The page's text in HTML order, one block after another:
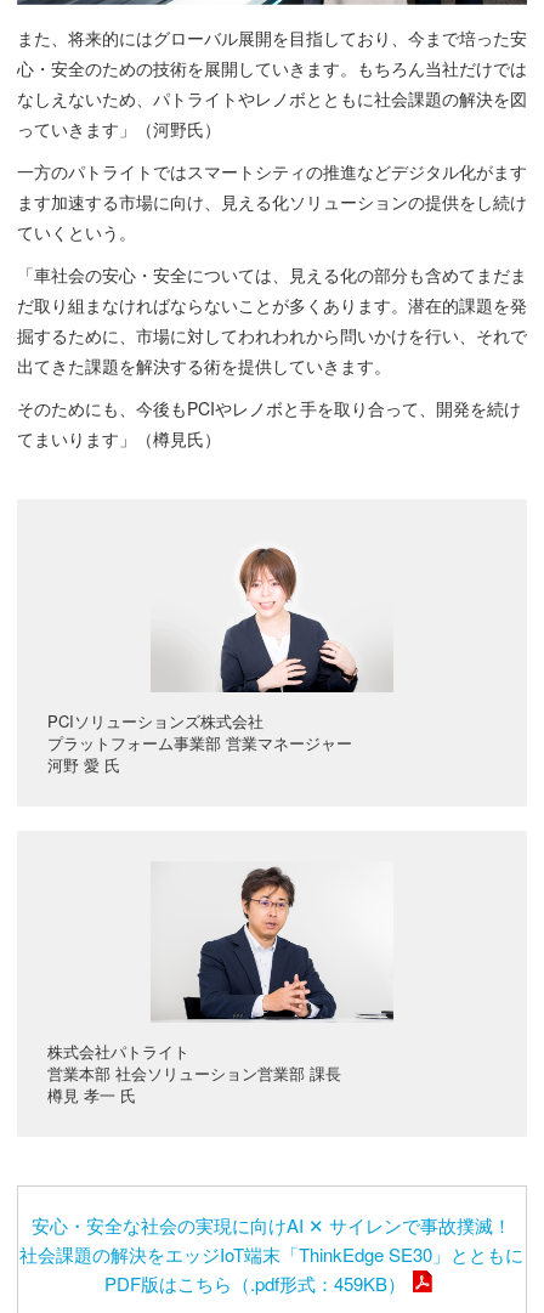
また、将来的にはグローバル展開を目指しており、今まで培った安
心・安全のための技術を展開していきます。もちろん当社だけでは
なしえないため、パトライトやレノボとともに社会課題の解決を図
っていきます」（河野氏）
一方のパトライトではスマートシティの推進などデジタル化がます
ます加速する市場に向け、見える化ソリューションの提供をし続け
ていくという。
「車社会の安心・安全については、見える化の部分も含めてまだま
だ取り組まなければならないことが多くあります。潜在的課題を発
掘するために、市場に対してわれわれから問いかけを行い、それで
出てきた課題を解決する術を提供していきます。
そのためにも、今後もPCIやレノボと手を取り合って、開発を続け
てまいります」（樽見氏）
PCIソリューションズ株式会社
プラットフォーム事業部 営業マネージャー
河野 愛 氏
株式会社パトライト
営業本部 社会ソリューション営業部 課長
樽見 孝一 氏
安心・安全な社会の実現に向けAI ✕ サイレンで事故撲滅！
社会課題の解決をエッジIoT端末「ThinkEdge SE30」とともに
PDF版はこちら（.pdf形式：459KB）